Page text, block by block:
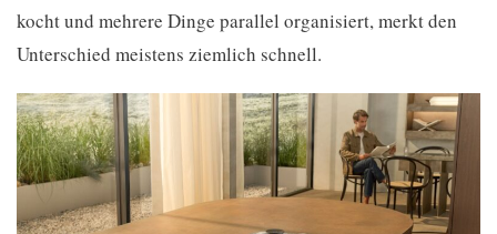
kocht und mehrere Dinge parallel organisiert, merkt den
Unterschied meistens ziemlich schnell.